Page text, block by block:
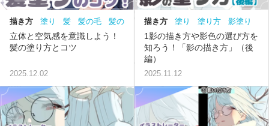
描き方 塗り 髪 髪の毛
髪の
塗り
立体と空気感を意識しよう！
髪の塗り方とコツ
2025.12.02
描き方 塗り 塗り方 影塗り
1影の描き方や影色の選び方を
知ろう！「影の描き方」（後
編）
2025.11.12